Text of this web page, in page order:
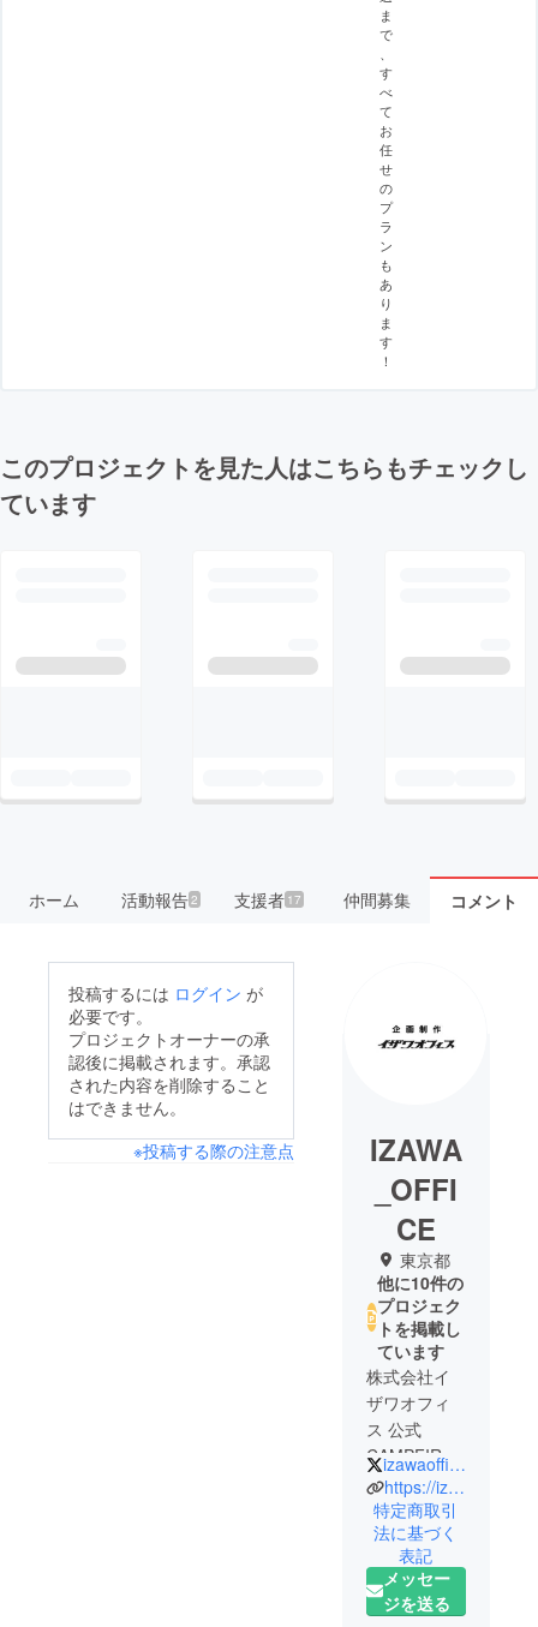
ま
で
す
べ
て
お
任
せ
の
プ
ラ
ン
も
あ
り
ま
す
！
このプロジェクトを見た人はこちらもチェックし
ています
ホーム 活動報告2 支援者 17 仲間募集 コメント
投稿するには ログイン が
必要です。
プロジェクトオーナーの承
認後に掲載されます。承認
された内容を削除すること
はできません。
※投稿する際の注意点
IZAWA
_OFFI
CE
東京都
他に10件の
プロジェク
トを掲載し
ています
株式会社イ
ザワオフィ
ス 公式
CAMPFIRE
アカウント
です。
現在
YouTube企
画「ドリフ
麻雀」のサ
izawaoffice
https://izawaoffice.jp
特定商取引
法に基づく
表記
メッセー
ジを送る